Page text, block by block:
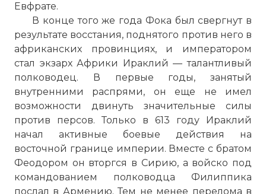
Евфрате.
В конце того же года Фока был свергнут в
результате восстания, поднятого против него в
африканских провинциях, и императором
стал экзарх Африки Ираклий — талантливый
полководец. В первые годы, занятый
внутренними распрями, он еще не имел
возможности двинуть значительные силы
против персов. Только в 613 году Ираклий
начал активные боевые действия на
восточной границе империи. Вместе с братом
Феодором он вторгся в Сирию, а войско под
командованием полководца Филиппика
послал в Армению. Тем не менее перелома в